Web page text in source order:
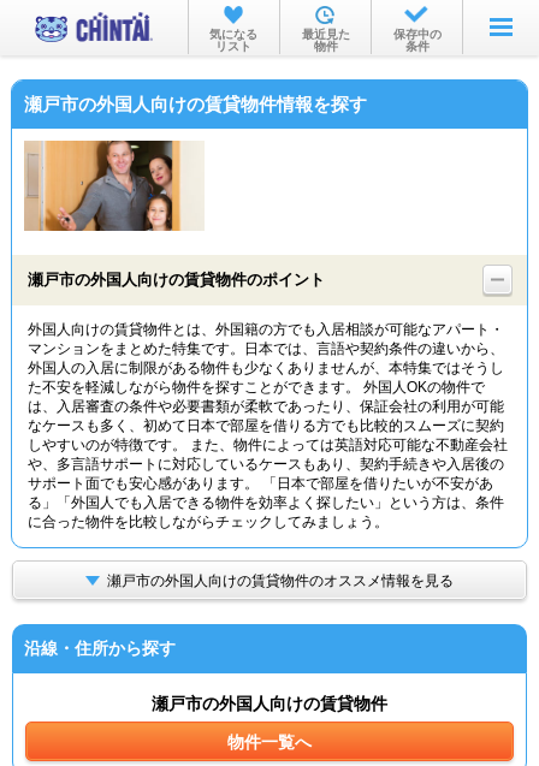
お部屋を探す
沿線・駅から
物件特集から
TOP
気になる
リスト
最近見た
物件
保存中の
条件
瀬戸市の外国人向けの賃貸物件情報を探す
瀬戸市の外国人向けの賃貸物件のポイント
外国人向けの賃貸物件とは、外国籍の方でも入居相談が可能なアパート・
マンションをまとめた特集です。日本では、言語や契約条件の違いから、
外国人の入居に制限がある物件も少なくありませんが、本特集ではそうし
た不安を軽減しながら物件を探すことができます。 外国人OKの物件で
は、入居審査の条件や必要書類が柔軟であったり、保証会社の利用が可能
なケースも多く、初めて日本で部屋を借りる方でも比較的スムーズに契約
しやすいのが特徴です。 また、物件によっては英語対応可能な不動産会社
や、多言語サポートに対応しているケースもあり、契約手続きや入居後の
サポート面でも安心感があります。 「日本で部屋を借りたいが不安があ
る」「外国人でも入居できる物件を効率よく探したい」という方は、条件
に合った物件を比較しながらチェックしてみましょう。
瀬戸市の外国人向けの賃貸物件のオススメ情報を見る
沿線・住所から探す
瀬戸市の外国人向けの賃貸物件
物件一覧へ